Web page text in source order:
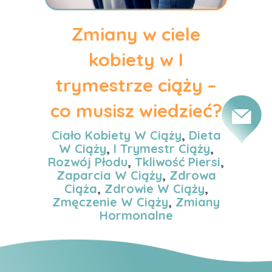
Zmiany w ciele
kobiety w I
trymestrze ciąży –
co musisz wiedzieć?
Ciało Kobiety W Ciąży, Dieta
W Ciąży, I Trymestr Ciąży,
Rozwój Płodu, Tkliwość Piersi,
Zaparcia W Ciąży, Zdrowa
Ciąża, Zdrowie W Ciąży,
Zmęczenie W Ciąży, Zmiany
Hormonalne